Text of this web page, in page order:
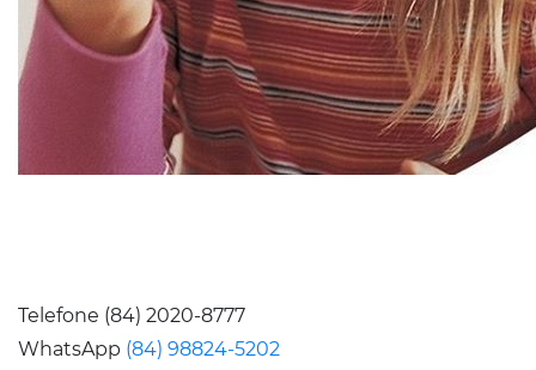
Telefone (84) 2020-8777
WhatsApp (84) 98824-5202